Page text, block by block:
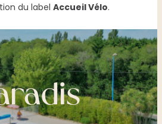
du label Accueil Vélo.